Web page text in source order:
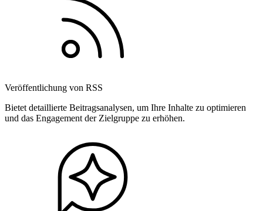
Veröffentlichung von RSS
Bietet detaillierte Beitragsanalysen, um Ihre Inhalte zu optimieren
und das Engagement der Zielgruppe zu erhöhen.